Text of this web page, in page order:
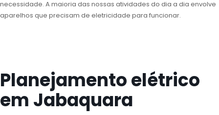
necessidade. A maioria das nossas atividades do dia a dia envolve
aparelhos que precisam de eletricidade para funcionar.
Planejamento elétrico
em Jabaquara